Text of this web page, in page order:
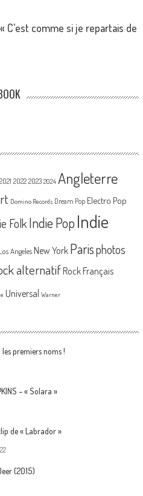
C’est comme si je repartais de
2021 2022 2023 2024 Angleterre
Domino Records Dream Pop Electro Pop
FolkIndie PopIndie
Los Angeles New York Parisphotos
alternatif Rock Français
Universal Warner
les premiers noms !
– « Solara »
de « Labrador »
(2015)